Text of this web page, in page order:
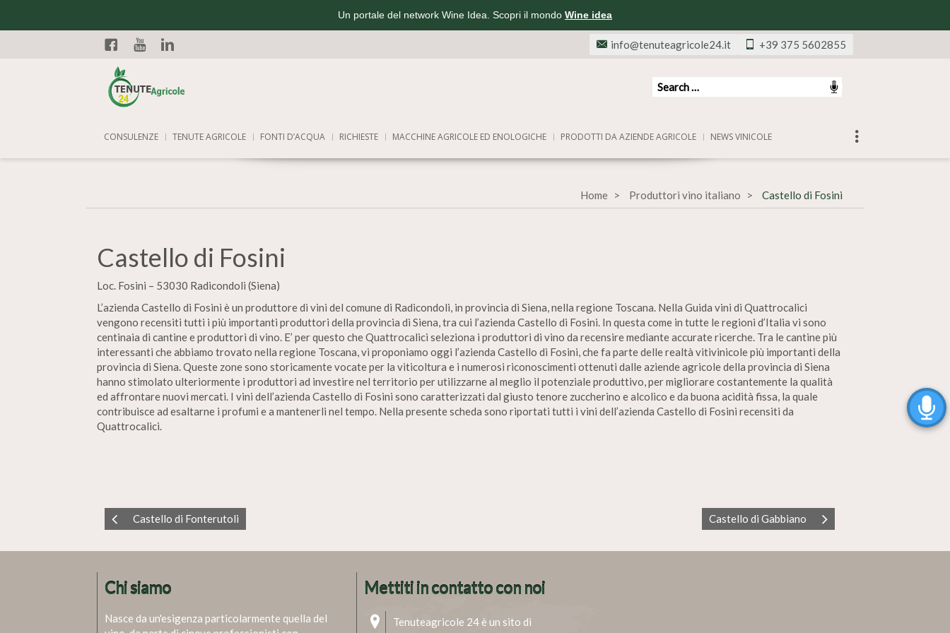
Un portale del network Wine Idea. Scopri il mondo Wine idea
Facebook
+39 375 5602855
info@tenuteagricole24.it
CONSULENZE TENUTE AGRICOLE FONTI D’ACQUA RICHIESTE MACCHINE AGRICOLE ED ENOLOGICHE PRODOTTI DA AZIENDE AGRICOLE NEWS VINICOLE
Home Produttori vino italiano Castello di Fosini
Castello di Fosini
Loc. Fosini – 53030 Radicondoli (Siena)
L’azienda Castello di Fosini è un produttore di vini del comune di Radicondoli, in provincia di Siena, nella regione Toscana. Nella Guida vini di Quattrocalici
vengono recensiti tutti i più importanti produttori della provincia di Siena, tra cui l’azienda Castello di Fosini. In questa come in tutte le regioni d’Italia vi sono
centinaia di cantine e produttori di vino. E’ per questo che Quattrocalici seleziona i produttori di vino da recensire mediante accurate ricerche. Tra le cantine più
interessanti che abbiamo trovato nella regione Toscana, vi proponiamo oggi l’azienda Castello di Fosini, che fa parte delle realtà vitivinicole più importanti della
provincia di Siena. Queste zone sono storicamente vocate per la viticoltura e i numerosi riconoscimenti ottenuti dalle aziende agricole della provincia di Siena
hanno stimolato ulteriormente i produttori ad investire nel territorio per utilizzarne al meglio il potenziale produttivo, per migliorare costantemente la qualità
ed affrontare nuovi mercati. I vini dell’azienda Castello di Fosini sono caratterizzati dal giusto tenore zuccherino e alcolico e da buona acidità fissa, la quale
contribuisce ad esaltarne i profumi e a mantenerli nel tempo. Nella presente scheda sono riportati tutti i vini dell’azienda Castello di Fosini recensiti da
Quattrocalici.
Castello di Fonterutoli Castello di Gabbiano
Chi siamo
Nasce da un'esigenza particolarmente quella del
Mettiti in contatto con noi
Tenuteagricole 24 è un sito di